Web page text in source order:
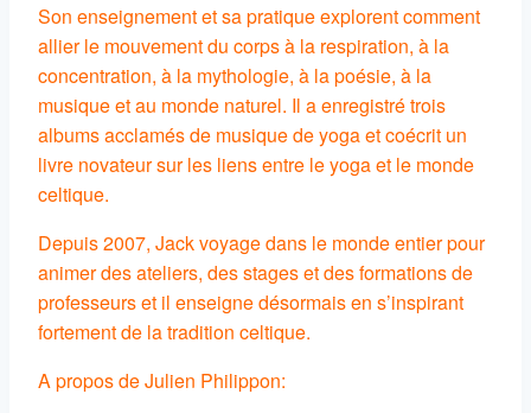
Son enseignement et sa pratique explorent comment
allier le mouvement du corps à la respiration, à la
concentration, à la mythologie, à la poésie, à la
musique et au monde naturel. Il a enregistré trois
albums acclamés de musique de yoga et coécrit un
livre novateur sur les liens entre le yoga et le monde
celtique.
Depuis 2007, Jack voyage dans le monde entier pour
animer des ateliers, des stages et des formations de
professeurs et il enseigne désormais en s’inspirant
fortement de la tradition celtique.
A propos de Julien Philippon: